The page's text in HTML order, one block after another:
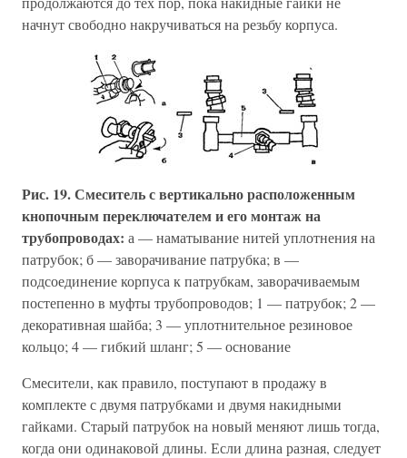
начнут свободно накручиваться на резьбу корпуса.
Рис. 19. Смеситель с вертикально расположенным
кнопочным переключателем и его монтаж на
трубопроводах: а — наматывание нитей уплотнения на
патрубок; б — заворачивание патрубка; в —
подсоединение корпуса к патрубкам, заворачиваемым
постепенно в муфты трубопроводов; 1 — патрубок; 2 —
декоративная шайба; 3 — уплотнительное резиновое
кольцо; 4 — гибкий шланг; 5 — основание
Смесители, как правило, поступают в продажу в
комплекте с двумя патрубками и двумя накидными
гайками. Старый патрубок на новый меняют лишь тогда,
когда они одинаковой длины. Если длина разная, следует